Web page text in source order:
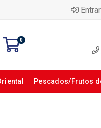
Entrar
0
Pescados/Frutos